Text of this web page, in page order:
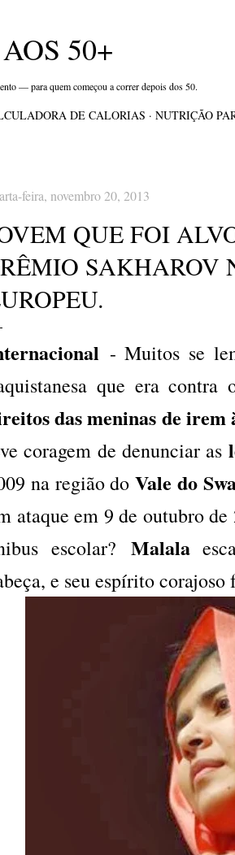
50+
— para quem começou a correr depois dos 50.
DE CALORIAS NUTRIÇÃO
feira, novembro 20, 2013
QUE FOI
SAKHAROV
- Muitos se
que era
das meninas de irem
coragem de denunciar as
na região doVale do
ataque em 9 de outubro
escolar? Malala
e seu espírito corajoso